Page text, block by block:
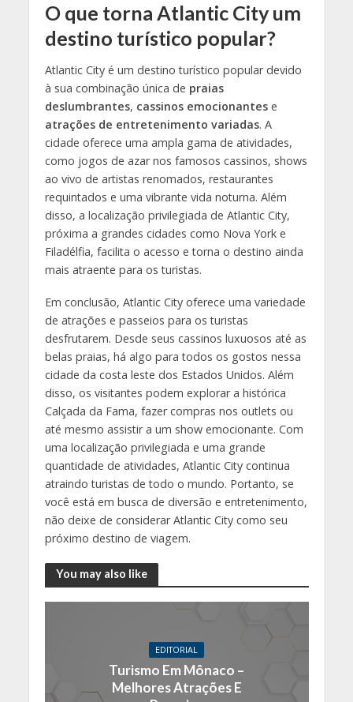
O que torna Atlantic City um
destino turístico popular?
Atlantic City é um destino turístico popular devido
à sua combinação única de praias
deslumbrantes, cassinos emocionantese
atrações de entretenimento variadas. A
cidade oferece uma ampla gama de atividades,
como jogos de azar nos famosos cassinos, shows
ao vivo de artistas renomados, restaurantes
requintados e uma vibrante vida noturna. Além
disso, a localização privilegiada de Atlantic City,
próxima a grandes cidades como Nova York e
Filadélfia, facilita o acesso e torna o destino ainda
mais atraente para os turistas.
Em conclusão, Atlantic City oferece uma variedade
de atrações e passeios para os turistas
desfrutarem. Desde seus cassinos luxuosos até as
belas praias, há algo para todos os gostos nessa
cidade da costa leste dos Estados Unidos. Além
disso, os visitantes podem explorar a histórica
Calçada da Fama, fazer compras nos outlets ou
até mesmo assistir a um show emocionante. Com
uma localização privilegiada e uma grande
quantidade de atividades, Atlantic City continua
atraindo turistas de todo o mundo. Portanto, se
você está em busca de diversão e entretenimento,
não deixe de considerar Atlantic City como seu
próximo destino de viagem.
You may also like
EDITORIAL
Turismo Em Mônaco –
Melhores Atrações E